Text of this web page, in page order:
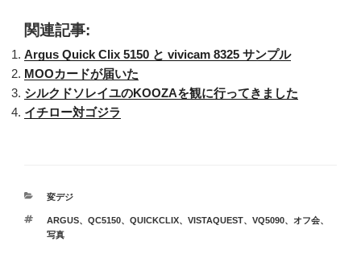
関連記事:
Argus Quick Clix 5150 と vivicam 8325 サンプル
MOOカードが届いた
シルクドソレイユのKOOZAを観に行ってきました
イチロー対ゴジラ
カ
ゴ
リ
変デジ
タ
グ
ARGUS、 QC5150、 QUICKCLIX、 VISTAQUEST、 VQ5090、 オフ会、
写真